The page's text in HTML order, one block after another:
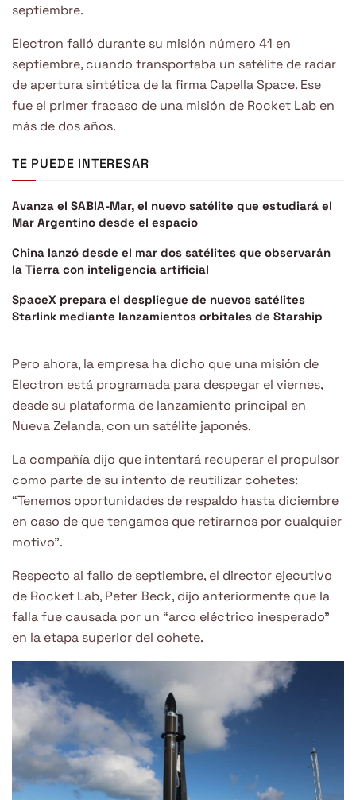
septiembre.
Electron falló durante su misión número 41 en
septiembre, cuando transportaba un satélite de radar
de apertura sintética de la firma Capella Space. Ese
fue el primer fracaso de una misión de Rocket Lab en
más de dos años.
TE PUEDE INTERESAR
Avanza el SABIA-Mar, el nuevo satélite que estudiará el
Mar Argentino desde el espacio
China lanzó desde el mar dos satélites que observarán
la Tierra con inteligencia artificial
SpaceX prepara el despliegue de nuevos satélites
Starlink mediante lanzamientos orbitales de Starship
Pero ahora, la empresa ha dicho que una misión de
Electron está programada para despegar el viernes,
desde su plataforma de lanzamiento principal en
Nueva Zelanda, con un satélite japonés.
La compañía dijo que intentará recuperar el propulsor
como parte de su intento de reutilizar cohetes:
“Tenemos oportunidades de respaldo hasta diciembre
en caso de que tengamos que retirarnos por cualquier
motivo”.
Respecto al fallo de septiembre, el director ejecutivo
de Rocket Lab, Peter Beck, dijo anteriormente que la
falla fue causada por un “arco eléctrico inesperado”
en la etapa superior del cohete.